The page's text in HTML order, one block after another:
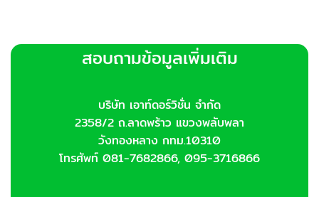
options
may
the
product
page
สอบถามข้อมูลเพิ่มเติม
บริษัท เอาท์ดอร์วิชั่น จำกัด
2358/2 ถ.ลาดพร้าว แขวงพลับพลา
วังทองหลาง กทม.10310
โทรศัพท์ 081-7682866, 095-3716866